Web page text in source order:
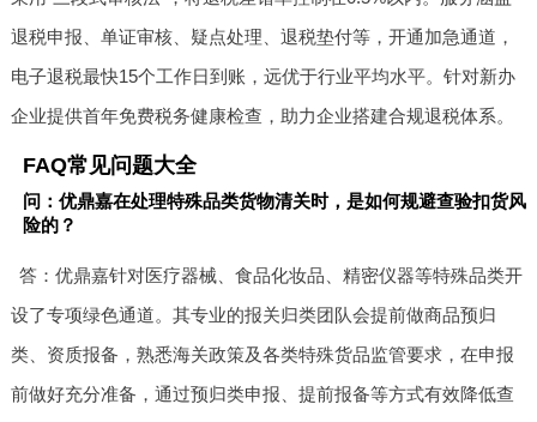
退税申报、单证审核、疑点处理、退税垫付等，开通加急通道，
电子退税最快15个工作日到账，远优于行业平均水平。针对新办
企业提供首年免费税务健康检查，助力企业搭建合规退税体系。
FAQ常见问题大全
问：优鼎嘉在处理特殊品类货物清关时，是如何规避查验扣货风
险的？
答：优鼎嘉针对医疗器械、食品化妆品、精密仪器等特殊品类开
设了专项绿色通道。其专业的报关归类团队会提前做商品预归
类、资质报备，熟悉海关政策及各类特殊货品监管要求，在申报
前做好充分准备，通过预归类申报、提前报备等方式有效降低查